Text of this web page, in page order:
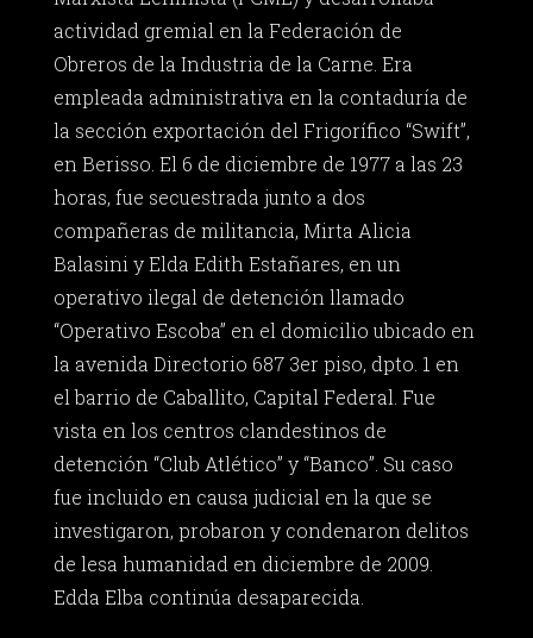
actividad gremial en la Federación de
Obreros de la Industria de la Carne. Era
empleada administrativa en la contaduría de
la sección exportación del Frigorífico “Swift”,
en Berisso. El 6 de diciembre de 1977 a las 23
horas, fue secuestrada junto a dos
compañeras de militancia, Mirta Alicia
Balasini y Elda Edith Estañares, en un
operativo ilegal de detención llamado
“Operativo Escoba” en el domicilio ubicado en
la avenida Directorio 687 3er piso, dpto. 1 en
el barrio de Caballito, Capital Federal. Fue
vista en los centros clandestinos de
detención “Club Atlético” y “Banco”. Su caso
fue incluido en causa judicial en la que se
investigaron, probaron y condenaron delitos
de lesa humanidad en diciembre de 2009.
Edda Elba continúa desaparecida.